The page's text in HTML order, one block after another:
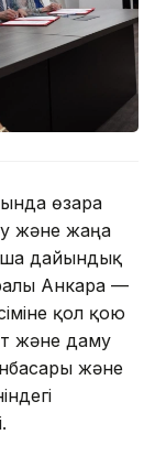
өзара
және жаңа
дайындық
Анкара —
қол қою
және даму
және